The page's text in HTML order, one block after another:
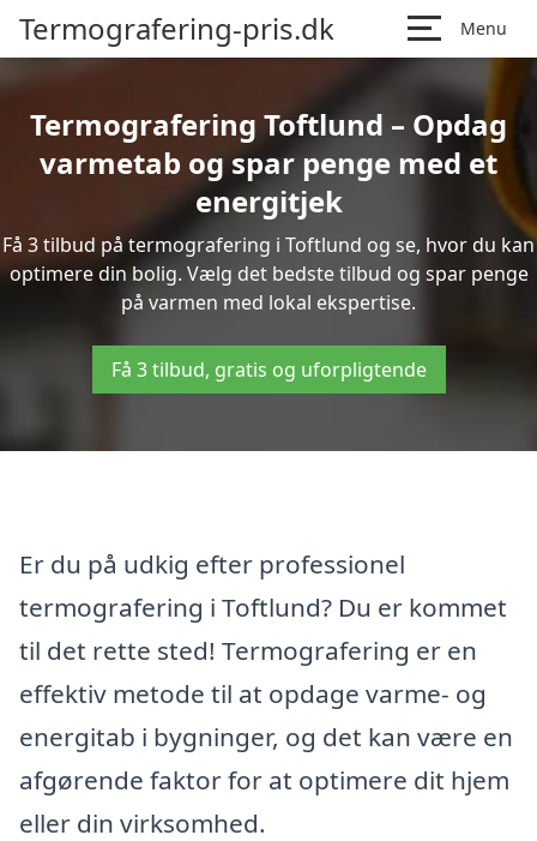
Termografering-pris.dk Menu
Termografering Toftlund – Opdag
varmetab og spar penge med et
energitjek
Få 3 tilbud på termografering i Toftlund og se, hvor du kan
optimere din bolig. Vælg det bedste tilbud og spar penge
på varmen med lokal ekspertise.
Få 3 tilbud, gratis og uforpligtende
Er du på udkig efter professionel
termografering i Toftlund? Du er kommet
til det rette sted! Termografering er en
effektiv metode til at opdage varme- og
energitab i bygninger, og det kan være en
afgørende faktor for at optimere dit hjem
eller din virksomhed.